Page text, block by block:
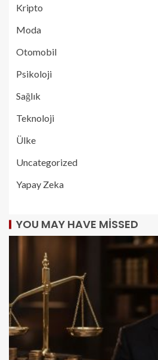
Kripto
Moda
Otomobil
Psikoloji
Sağlık
Teknoloji
Ülke
Uncategorized
Yapay Zeka
YOU MAY HAVE MISSED